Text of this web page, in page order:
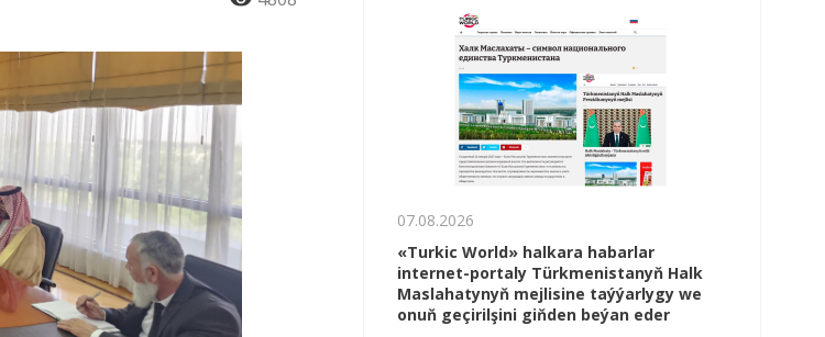
07.08.2026
«Turkic World» halkara habarlar
internet-portaly Türkmenistanyň Halk
Maslahatynyň mejlisine taýýarlygy we
onuň geçirilşini giňden beýan eder